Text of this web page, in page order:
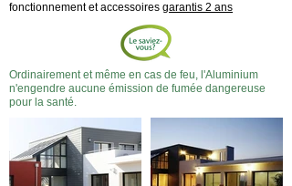
fonctionnement et accessoires garantis 2 ans
Ordinairement et même en cas de feu, l'Aluminium
n'engendre aucune émission de fumée dangereuse
pour la santé.